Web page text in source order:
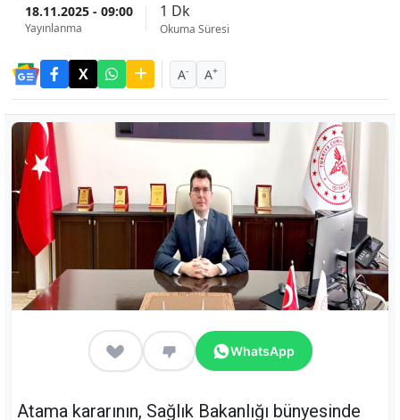
18.11.2025 - 09:00
Yayınlanma
1 Dk
Okuma Süresi
A- A+
WhatsApp
Atama kararının, Sağlık Bakanlığı bünyesinde